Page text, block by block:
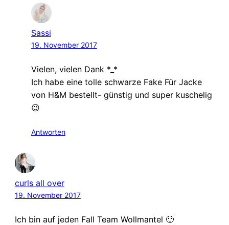
Sassi
19. November 2017
Vielen, vielen Dank *_*
Ich habe eine tolle schwarze Fake Für Jacke
von H&M bestellt- günstig und super kuschelig
😉
Antworten
curls all over
19. November 2017
Ich bin auf jeden Fall Team Wollmantel 🙂